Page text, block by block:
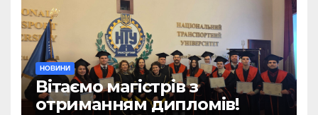
НОВИНИ
Вітаємо магістрів з
отриманням дипломів!